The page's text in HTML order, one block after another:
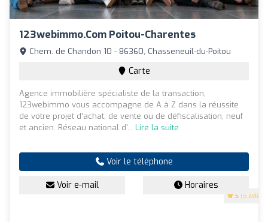
123webimmo.com Poitou-Charentes
5 (5 avis)
Chem. de Chandon 10 - 86360, Chasseneuil-du-Poitou
Carte
Agence immobilière spécialiste de la transaction,
123webimmo vous accompagne de A à Z dans la réussite
de votre projet d'achat, de vente ou de défiscalisation, neuf
et ancien. Réseau national d'... Lire la suite
Voir le téléphone
Voir e-mail Horaires